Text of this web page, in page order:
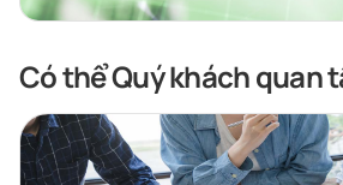
Có thể Quý khách quan